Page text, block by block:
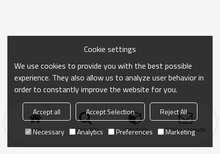
Inicio búsqueda categoría Enviar consulta
Cookie settings
We use cookies to provide you with the best possible
experience. They also allow us to analyze user behavior in
order to constantly improve the website for you.
Accept all Accept Selection
Reject All
Necessary
Analytics Preferences Marketing